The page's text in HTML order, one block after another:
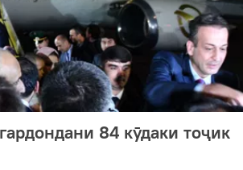
84 кӯдаки тоҷик